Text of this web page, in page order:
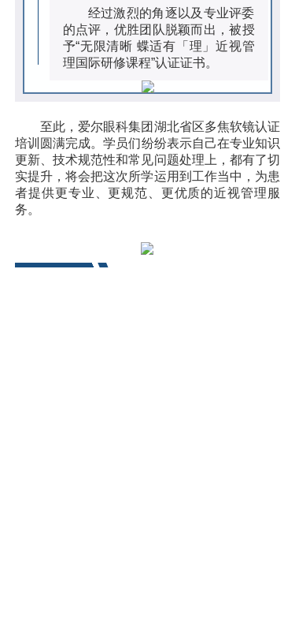
经过激烈的角逐以及专业评委
的点评，优胜团队脱颖而出，被授
予“无限清晰 蝶适有「理」近视管
理国际研修课程”认证证书。
至此， 爱尔眼科集团湖北省区多焦软镜认证
培训圆满完成。学员们纷纷表示自己在专业知识
更新、技术规范性和常见问题处理上，都有了切
实提升，将会把这次所学运用到工作当中，为患
者提供更专业、更规范、更优质的近视管理服
务。